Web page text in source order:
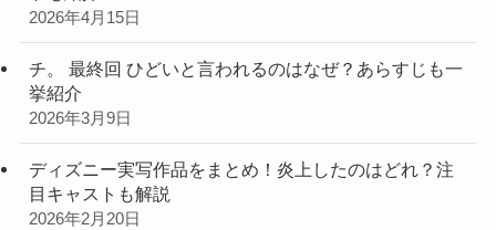
2026年4月15日
チ。 最終回 ひどいと言われるのはなぜ？あらすじも一
挙紹介
2026年3月9日
ディズニー実写作品をまとめ！炎上したのはどれ？注
目キャストも解説
2026年2月20日